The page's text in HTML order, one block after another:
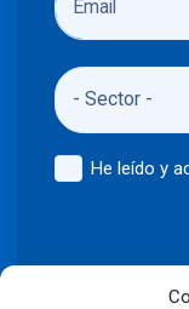
He leído y